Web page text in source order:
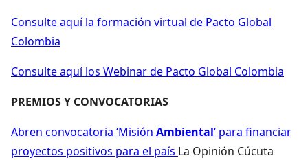
Consulte aquí la formación virtual de Pacto Global
Colombia
Consulte aquí los Webinar de Pacto Global Colombia
PREMIOS Y CONVOCATORIAS
Abren convocatoria ‘Misión Ambiental‘ para financiar
proyectos positivos para el país La Opinión Cúcuta